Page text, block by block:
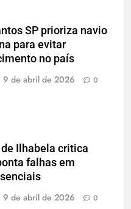
SP prioriza navio
para evitar
no país
9 de abril de 2026 0
Ilhabela critica
falhas em
9 de abril de 2026 0